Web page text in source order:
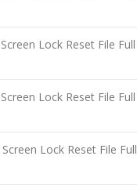
Lock Reset File
Lock Reset File
Lock Reset File